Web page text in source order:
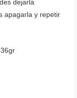
dejarla
apagarla y repetir